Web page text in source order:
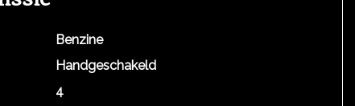
Benzine
Handgeschakeld
4